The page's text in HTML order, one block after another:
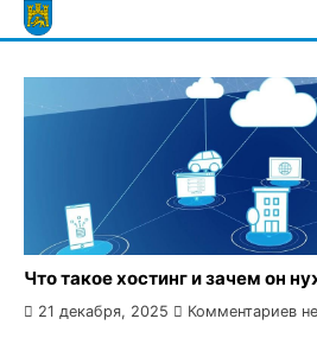
Skip
to
Что такое хостинг и зачем он
21 декабря, 2025 Комментариев